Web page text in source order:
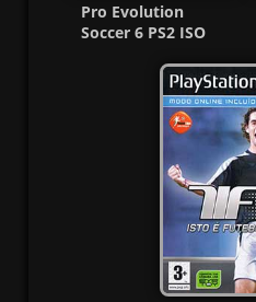
Pro Evolution
Soccer 6 PS2 ISO